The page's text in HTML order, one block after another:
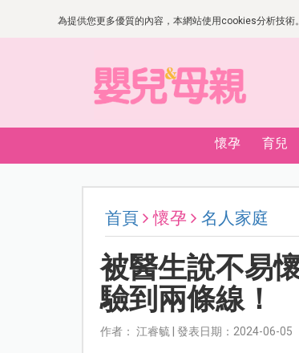
為提供您更多優質的內容，本網站使用cookies分析技
懷孕 育兒
首頁 懷孕 名人家庭
被醫生說不易
驗到兩條線！
作者： 江睿毓 | 發表日期：2024-06-05